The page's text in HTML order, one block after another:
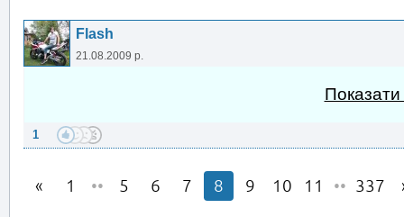
Flash
21.08.2009 р.
1
1 •• 5 6 7 8 9 10 11 •• 337